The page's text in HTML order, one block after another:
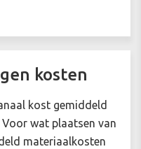
kosten
kost gemiddeld
Voor wat plaatsen van
materiaalkosten